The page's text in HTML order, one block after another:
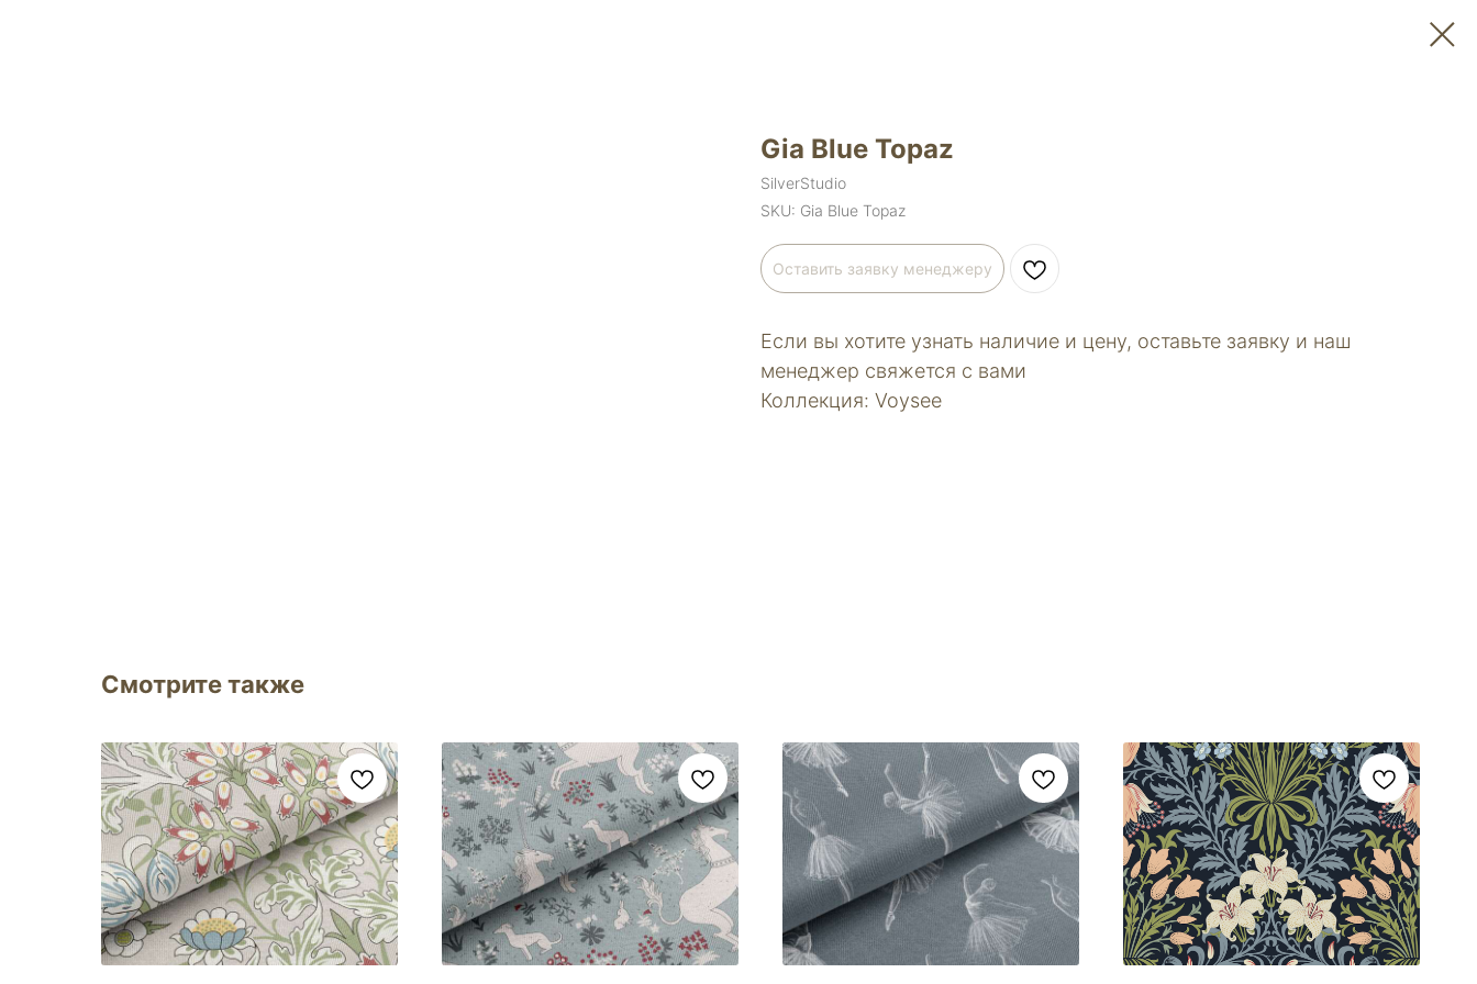
Gia Blue Topaz
SilverStudio
SKU: Gia Blue Topaz
Оставить заявку менеджеру
Если вы хотите узнать наличие и цену, оставьте заявку и наш
менеджер свяжется с вами
Коллекция: Voysee
Смотрите также